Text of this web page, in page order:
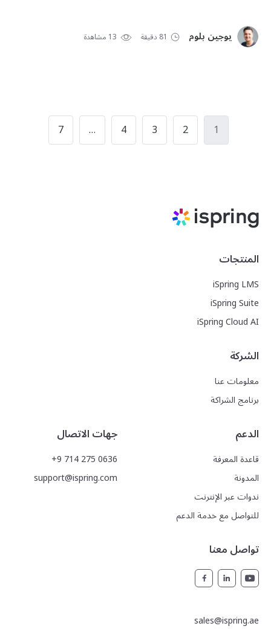
يوجين بلوم 81 دقيقة 13 مشاهدة
Posts
pagination
1
2
3
4
…
7
المنتجات
iSpring LMS
iSpring Suite
iSpring Cloud AI
الشركة
معلومات عنا
برنامج الشراكة
الدعم
قاعدة المعرفة
المدونة
ندوات عبر الإنترنت
للتواصل مع خدمة الدعم
جهات الاتصال
+9 714 275 0636
support@ispring.com
تواصل معنا
sales@ispring.ae